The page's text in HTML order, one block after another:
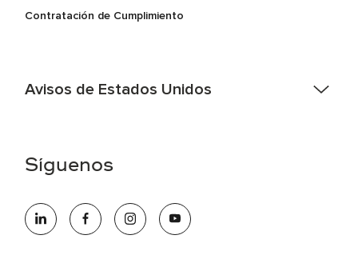
Contratación de Cumplimiento
Avisos de Estados Unidos
electrónico hqaffirmativeaction@marriott.com
oportunidades que se compromete a contratar una fuerza
de trabajo diversa y a mantener una cultura inclusiva.
Síguenos